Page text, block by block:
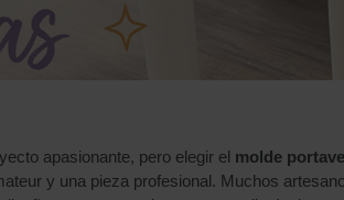
apasionante, pero elegir el molde
y una pieza profesional. Muchos